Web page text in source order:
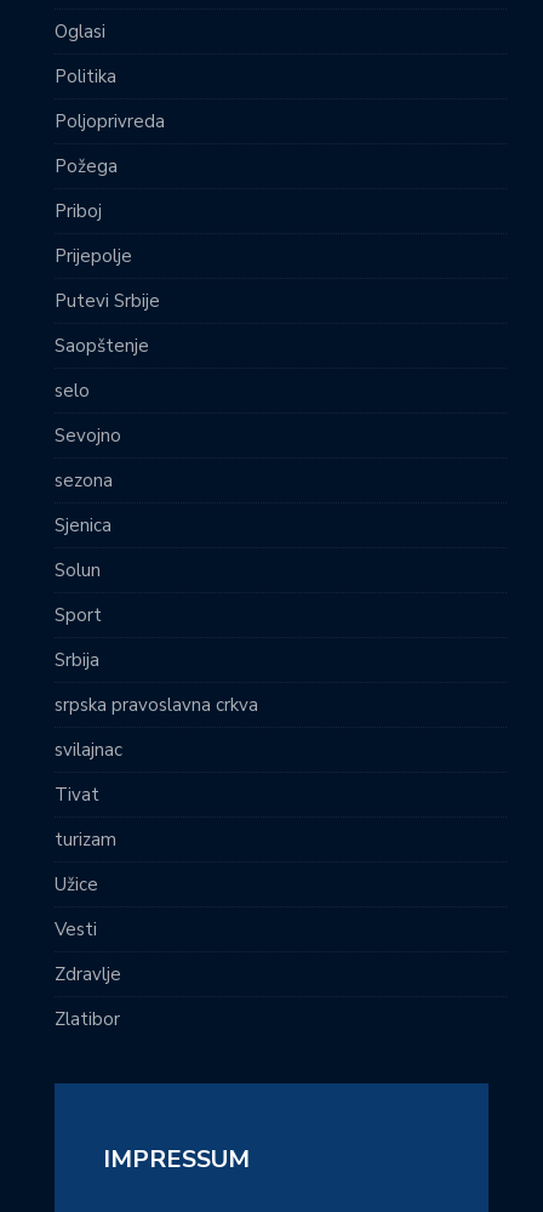
Oglasi
Politika
Poljoprivreda
Požega
Priboj
Prijepolje
Putevi Srbije
Saopštenje
selo
Sevojno
sezona
Sjenica
Solun
Sport
Srbija
srpska pravoslavna crkva
svilajnac
Tivat
turizam
Užice
Vesti
Zdravlje
Zlatibor
IMPRESSUM